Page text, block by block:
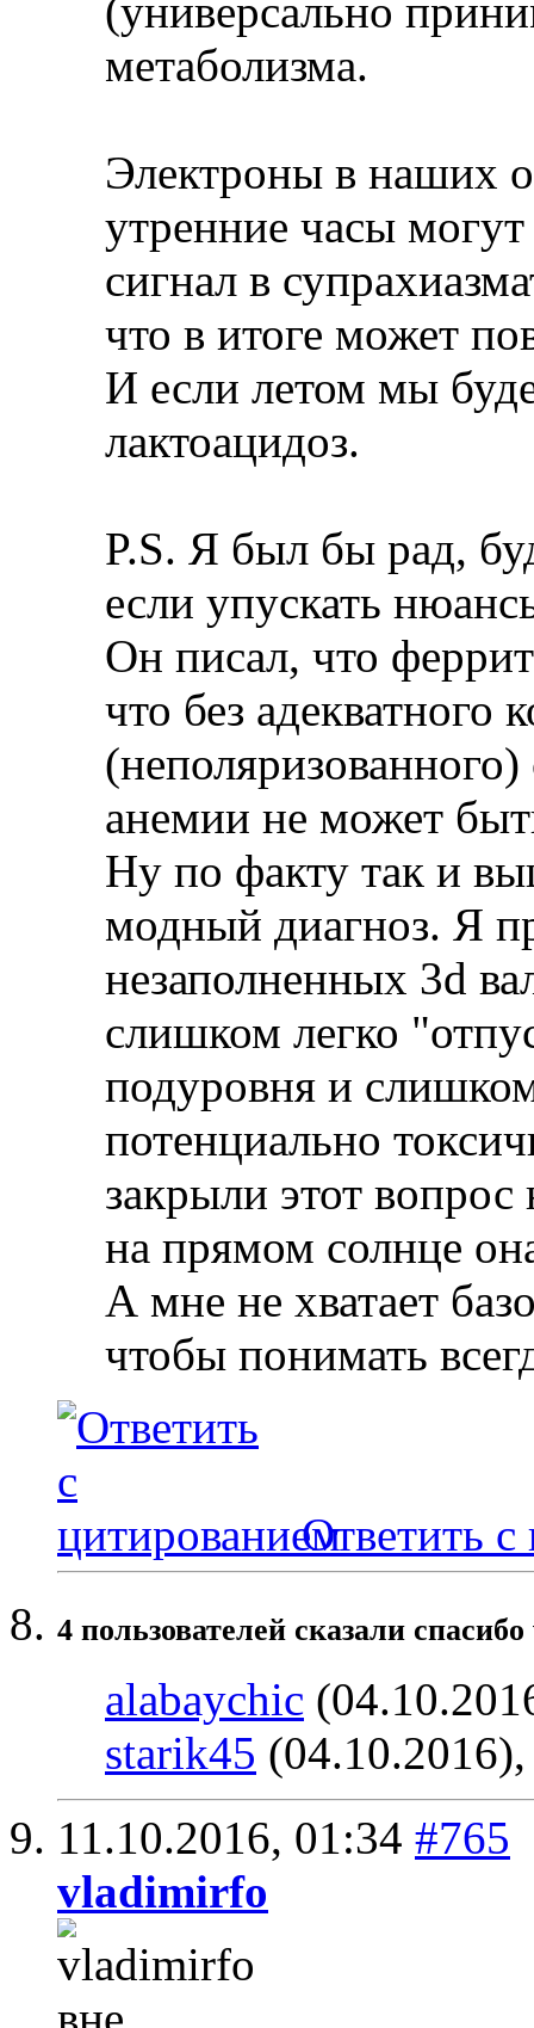
(универсально
метаболизма.
Электроны в наших
утренние часы могут
сигнал в
что в итоге может
И если летом мы
лактоацидоз.
P.S. Я был бы рад,
если упускать
Он писал, что
что без адекватного
анемии не может
Ну по факту так и
модный диагноз. Я
незаполненных 3d
слишком легко
подуровня и
потенциально
закрыли этот
на прямом солнце
А мне не хватает
чтобы понимать
Ответить с
4 пользователей сказали
alabaychic
starik45
11.10.2016, 01:34 #765
vladimirfo